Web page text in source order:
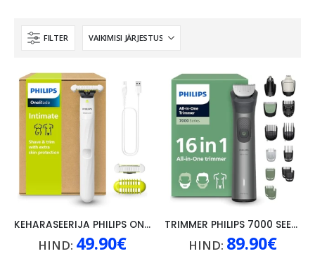
FILTER
KEHARASEERIJA PHILIPS ONEBLADE INTIIMPIIRKONNA RASEERIMINE, WET/DRY, VALGE
HIND: 49.90€
TRIMMER PHILIPS 7000 SEERIA 16-in-1, JUUKSED/HABE/KEHA
HIND: 89.90€